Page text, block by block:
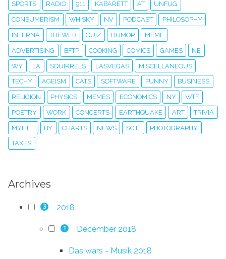
SPORTS RADIO 911 KABARETT AT UNFUG
CONSUMERISM WHISKY NV PODCAST PHILOSOPHY
INTERNA THEWEB QUIZ HUMOR MEME
ADVERTISING BFTP COOKING COMICS GAMES NE
WY LA SQUIRRELS LASVEGAS MISCELLANEOUS
TECHY AGEISM CATS SOFTWARE FUNNY BUSINESS
RELIGION PHYSICS MEMES ECONOMICS NY WTF
POETRY WORK CONCERTS EARTHQUAKE ART TRIVIA
MYLIFE BY CHARTS NEWS SCIFI PHOTOGRAPHY
TAXES
Archives
3 2018
1 December 2018
Das wars - Musik 2018